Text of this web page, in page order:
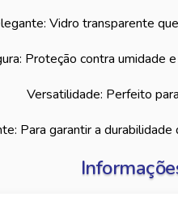
Vidro transparente
Proteção contra umidade
Versatilidade: Perfeito
Para garantir a